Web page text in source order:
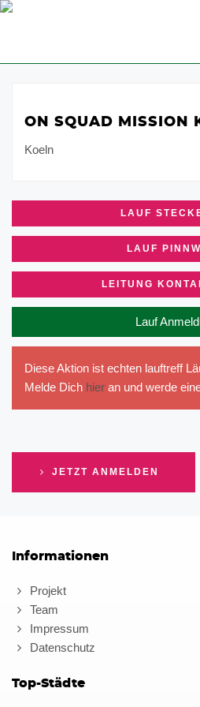
ON SQUAD MISSION
Koeln
LAUF
LAUF
LEITUNG
Lauf
Diese Aktion ist echten lauftreff
Melde Dich hier an und werde
JETZT ANMELDEN
Informationen
Projekt
Team
Impressum
Datenschutz
Top-Städte